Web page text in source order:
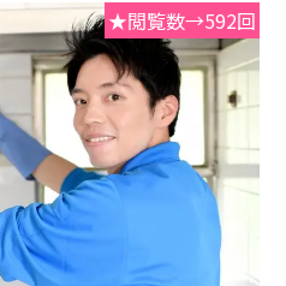
★閲覧数→592回